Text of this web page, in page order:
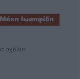
σχόλιο